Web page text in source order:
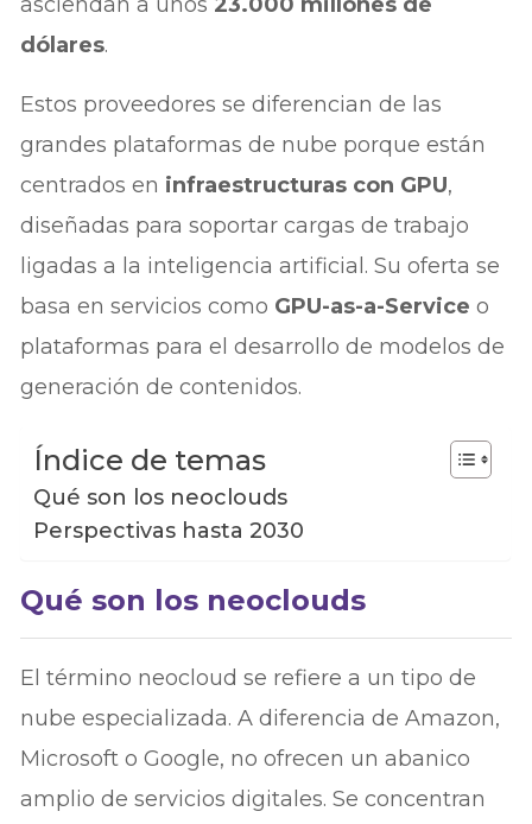
dólares.
Estos proveedores se diferencian de las
grandes plataformas de nube porque están
centrados en infraestructuras con GPU,
diseñadas para soportar cargas de trabajo
ligadas a la inteligencia artificial. Su oferta se
basa en servicios como GPU-as-a-Service o
plataformas para el desarrollo de modelos de
generación de contenidos.
Índice de temas
Qué son los neoclouds
Perspectivas hasta 2030
Qué son los neoclouds
El término neocloud se refiere a un tipo de
nube especializada. A diferencia de Amazon,
Microsoft o Google, no ofrecen un abanico
amplio de servicios digitales. Se concentran